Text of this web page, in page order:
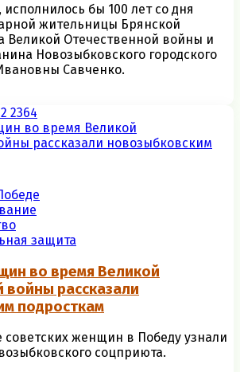
исполнилось бы 100 лет со дня
жительницы Брянской
Великой Отечественной войны и
Новозыбковского городского
Савченко.
2364
защита
во время Великой
войны рассказали
подросткам
советских женщин в Победу узнали
соцприюта.